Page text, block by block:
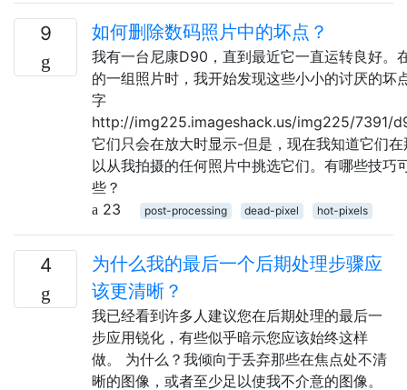
9 如何删除数码照片中的坏点？
我有一台尼康D90，直到最近它一直运转良好。
的一组照片时，我开始发现这些小小的讨厌的坏
字
http://img225.imageshack.us/img225/7391/
它们只会在放大时显示-但是，现在我知道它们
以从我拍摄的任何照片中挑选它们。有哪些技巧
些？
23
post-processing dead-pixel hot-pixels
4
为什么我的最后一个后期处理步骤应
该更清晰？
我已经看到许多人建议您在后期处理的最后一
步应用锐化，有些似乎暗示您应该始终这样
做。 为什么？我倾向于丢弃那些在焦点处不清
晰的图像，或者至少足以使我不介意的图像。